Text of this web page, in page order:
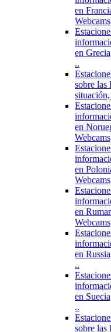
en
en
..
sobre las
en
en
en
en
..
en
..
sobre las